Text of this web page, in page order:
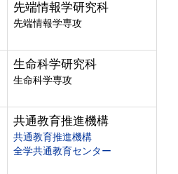
先端情報学研究科
先端情報学専攻
生命科学研究科
生命科学専攻
共通教育推進機構
共通教育推進機構
全学共通教育センター